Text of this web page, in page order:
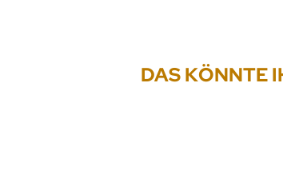
DAS KÖNNTE